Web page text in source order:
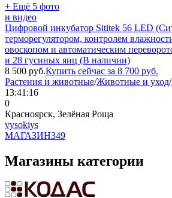
+ Ещё 5 фото
и видео
Цифровой инкубатор Sititek 56 LED
терморегулятором, контролем
овоскопом и автоматическим
и 28 гусиных яиц (В наличии)
8 500 руб.Купить сейчас за 8 700 руб.
Растения и животные/Животные и уход/
13:41:16
0
Красноярск, Зелёная Роща
vysokiys
МАГАЗИН349
Магазины категории